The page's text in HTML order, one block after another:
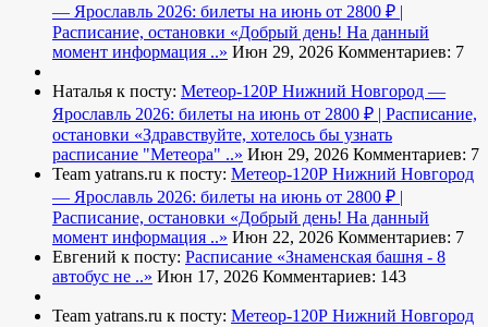
— Ярославль 2026: билеты на июнь от 2800 ₽ |
Расписание, остановки «Добрый день! На данный
момент информация ..» Июн 29, 2026 Комментариев: 7
Наталья к посту: Метеор-120Р Нижний Новгород —
Ярославль 2026: билеты на июнь от 2800 ₽ | Расписание,
остановки «Здравствуйте, хотелось бы узнать
расписание "Метеора" ..» Июн 29, 2026 Комментариев: 7
Team yatrans.ru к посту: Метеор-120Р Нижний Новгород
— Ярославль 2026: билеты на июнь от 2800 ₽ |
Расписание, остановки «Добрый день! На данный
момент информация ..» Июн 22, 2026 Комментариев: 7
Евгений к посту: Расписание «Знаменская башня - 8
автобус не ..» Июн 17, 2026 Комментариев: 143
Team yatrans.ru к посту: Метеор-120Р Нижний Новгород